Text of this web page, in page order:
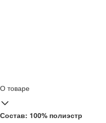
О товаре
Состав: 100% полиэстр